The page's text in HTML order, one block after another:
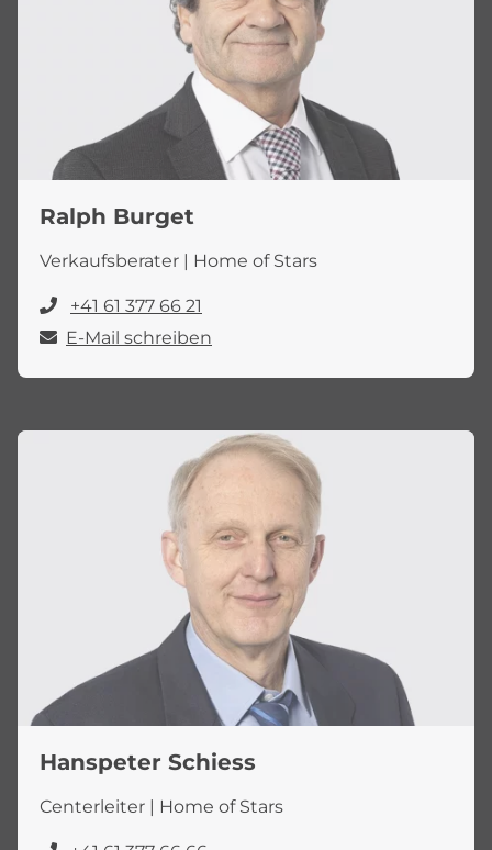
Ralph Burget
Verkaufsberater | Home of Stars
+41 61 377 66 21
E-Mail schreiben
Hanspeter Schiess
Centerleiter | Home of Stars